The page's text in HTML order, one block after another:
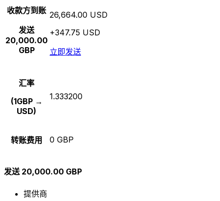
收款方到账
发送
20,000.00
GBP
26,664.00 USD
+347.75 USD
立即发送
汇率
(1GBP →
USD)
1.333200
转账费用 0 GBP
发送 20,000.00 GBP
提供商